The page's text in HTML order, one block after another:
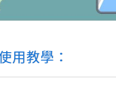
用教學：